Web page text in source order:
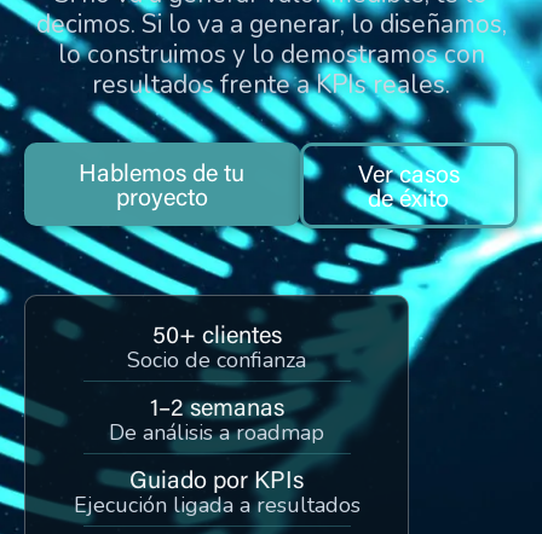
decimos. Si lo va a generar, lo diseñamos,
lo construimos y lo demostramos con
resultados frente a KPIs reales.
Hablemos de tu
proyecto
Ver casos
de éxito
50+ clientes
Socio de confianza
1–2 semanas
De análisis a roadmap
Guiado por KPIs
Ejecución ligada a resultados